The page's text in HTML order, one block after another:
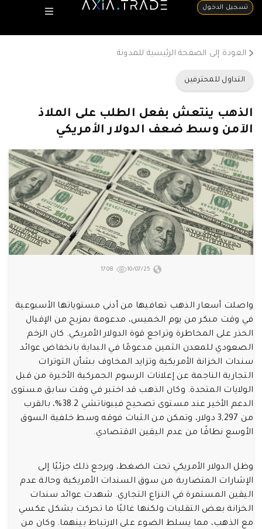
تسجيل الدخول
العودة إلى الصفحة الرئيسية للمدونة
التداول للمحترفين
الذهب ينتعش بفعل الطلب على الملاذ
الآمن وسط ضعف الدولار الأمريكي
10/07/25
1708
واصلت أسعار الذهب تعافيها من أدنى مستوياتها الأسبوعية
في وقت مبكر من يوم الخميس، مدعومة بمزيج من الإقبال
الحذر على المخاطرة وتراجع قوة الدولار الأمريكي. كان الزخم
الصعودي للمعدن الثمين مدعومًا في البداية بانخفاض عوائد
سندات الخزانة الأمريكية وتزايد المخاوف بشأن التوترات
التجارية الناجمة عن إعلانات الرسوم الجمركية الأخيرة من قبل
الولايات المتحدة. وكان الذهب قد اختبر في وقت سابق مستوى
الدعم الأخير عند مستوى تصحيح فيبوناتشي 38.2%، بالقرب
من 3,297 دولار، وتمكن من الثبات فوقه وسط خلفية السوق
الأوسع نطاقًا من عدم اليقين الاقتصادي.
وظل الدولار الأمريكي تحت الضغط، ويرجع ذلك جزئيًا إلى
الإشارات المتضاربة من سوق السندات الأمريكية وحالة عدم
اليقين المستمرة في النزاع التجاري. شهدت عوائد سندات
الخزانة بعض التقلبات ولكنها غالبًا ما تحركت بشكل عكسي
مع الذهب، مما يسلط الضوء على الارتباط بينهما. وكان من